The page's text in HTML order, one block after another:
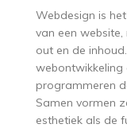
Webdesign is
van een
out en de
webontwikkeling
programmeren
Samen vormen
esthetiek als de